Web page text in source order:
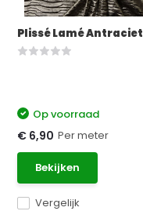
Plissé Lamé Antraciet
Vergelijk
Op voorraad
€ 6,90 Per meter
Bekijken